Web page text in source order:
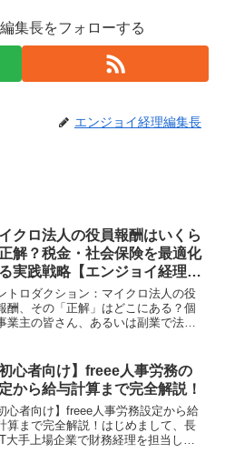
集長をフォローする
エンジョイ経理編集長
クロ法人の役員報酬はいくら
解？税金・社会保険を最適化
実践戦略【エンジョイ経理
トロダクション：マイクロ法人の役
酬、その「正解」はどこにある？個
業主の皆さん、あるいは副業で法人
、個人事業主から法人成りした際、
「役員報酬」の壁にぶ...
初心者向け】freee人事労務の
から給与計算まで完全解説！
心者向け】freee人事労務設定から給
算まで完全解説！はじめまして、長
大手上場企業で財務経理を担当して